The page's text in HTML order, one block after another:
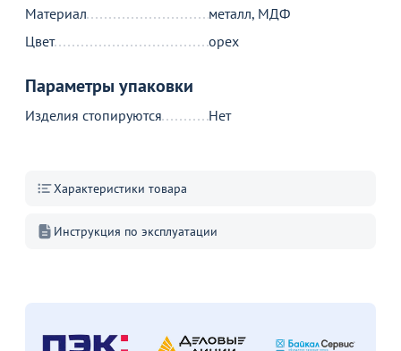
Материал
металл, МДФ
Цвет
орех
Параметры упаковки
Изделия стопируются Нет
Характеристики товара
Инструкция по эксплуатации
С этим товаром покупают
Акции для вас
Пожизненная
на стулья ХИТ 20/25!
Перейдите, чтобы узнать